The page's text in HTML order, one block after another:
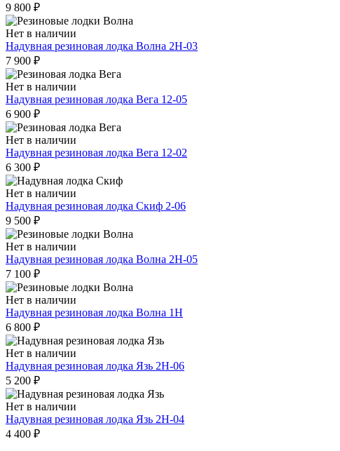
9 800 ₽
Нет в наличии
Надувная резиновая лодка Волна 2Н-03
7 900 ₽
Нет в наличии
Надувная резиновая лодка Вега 12-05
6 900 ₽
Нет в наличии
Надувная резиновая лодка Вега 12-02
6 300 ₽
Нет в наличии
Надувная резиновая лодка Скиф 2-06
9 500 ₽
Нет в наличии
Надувная резиновая лодка Волна 2Н-05
7 100 ₽
Нет в наличии
Надувная резиновая лодка Волна 1Н
6 800 ₽
Нет в наличии
Надувная резиновая лодка Язь 2Н-06
5 200 ₽
Нет в наличии
Надувная резиновая лодка Язь 2Н-04
4 400 ₽